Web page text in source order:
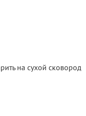
на сухой